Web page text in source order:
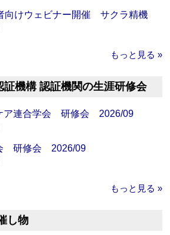
向けウェビナー開催 サクラ精機
もっと見る »
証機構 認証機関の生涯研修会
ア連合学会 研修会 2026/09
研修会 2026/09
もっと見る »
し物